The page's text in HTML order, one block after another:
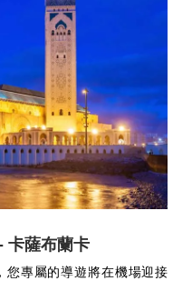
卡薩布蘭卡
您專屬的導遊將在機場迎接